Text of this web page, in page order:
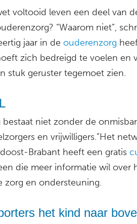
voltooid leven een deel van
“Waarom niet”,
jaar in de ouderenzorg
zich bedreigd te voelen en
stuk geruster tegemoet zien.
bestaat niet zonder de
en vrijwilligers.”Het
Brabant heeft een gratis
die meer informatie wil over
zorg en ondersteuning.
het kind naar